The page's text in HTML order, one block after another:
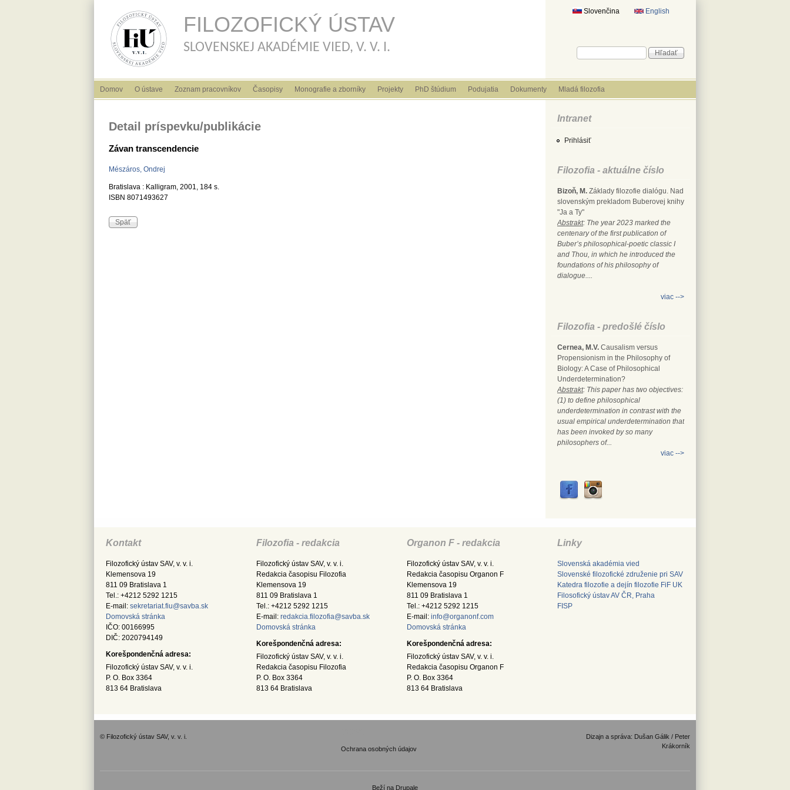
English
Slovenčina
Vyhľadávanie
Hľadať
FILOZOFICKÝ ÚSTAV
SLOVENSKEJ AKADÉMIE VIED, V. V. I.
Hlavné menu
Domov O ústave Zoznam pracovníkov Časopisy Monografie a zborníky Projekty PhD štúdium Podujatia Dokumenty Mladá filozofia
Detail príspevku/publikácie
Závan transcendencie
Mészáros, Ondrej
Bratislava : Kalligram, 2001, 184 s.
ISBN 8071493627
Intranet
Prihlásiť
Filozofia - aktuálne číslo
Bizoň, M. Základy filozofie dialógu. Nad
slovenským prekladom Buberovej knihy
"Ja a Ty"
Abstrakt: The year 2023 marked the
centenary of the first publication of
Buber’s philosophical-poetic classic I
and Thou, in which he introduced the
foundations of his philosophy of
dialogue....
viac -->
Filozofia - predošlé číslo
Cernea, M.V. Causalism versus
Propensionism in the Philosophy of
Biology: A Case of Philosophical
Underdetermination?
Abstrakt: This paper has two objectives:
(1) to define philosophical
underdetermination in contrast with the
usual empirical underdetermination that
has been invoked by so many
philosophers of...
viac -->
Kontakt
Filozofický ústav SAV, v. v. i.
Klemensova 19
811 09 Bratislava 1
Tel.: +4212 5292 1215
E-mail: sekretariat.fiu@savba.sk
Domovská stránka
IČO: 00166995
DIČ: 2020794149
Korešpondenčná adresa:
Filozofický ústav SAV, v. v. i.
P. O. Box 3364
813 64 Bratislava
Filozofia - redakcia
Filozofický ústav SAV, v. v. i.
Redakcia časopisu Filozofia
Klemensova 19
811 09 Bratislava 1
Tel.: +4212 5292 1215
E-mail: redakcia.filozofia@savba.sk
Domovská stránka
Korešpondenčná adresa:
Filozofický ústav SAV, v. v. i.
Redakcia časopisu Filozofia
P. O. Box 3364
813 64 Bratislava
Organon F - redakcia
Filozofický ústav SAV, v. v. i.
Redakcia časopisu Organon F
Klemensova 19
811 09 Bratislava 1
Tel.: +4212 5292 1215
E-mail: info@organonf.com
Domovská stránka
Korešpondenčná adresa:
Filozofický ústav SAV, v. v. i.
Redakcia časopisu Organon F
P. O. Box 3364
813 64 Bratislava
Linky
Slovenská akadémia vied
Slovenské filozofické združenie pri SAV
Katedra filozofie a dejín filozofie FiF UK
Filosofický ústav AV ČR, Praha
FISP
© Filozofický ústav SAV, v. v. i.
Ochrana osobných údajov
Dizajn a správa: Dušan Gálik / Peter
Krákorník
Beží na Drupale